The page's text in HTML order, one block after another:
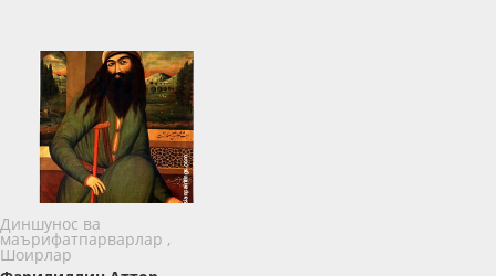
Диншунос ва
маърифатпарварлар ,
Шоирлар